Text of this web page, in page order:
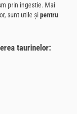
prin ingestie. Mai
sunt utile șipentru
taurinelor: